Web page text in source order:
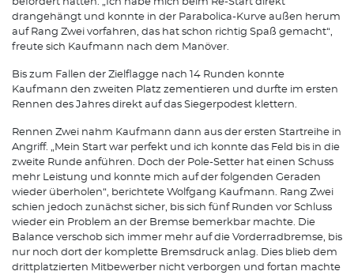
drangehängt und konnte in der Parabolica-Kurve außen herum
auf Rang Zwei vorfahren, das hat schon richtig Spaß gemacht“,
freute sich Kaufmann nach dem Manöver.
Bis zum Fallen der Zielflagge nach 14 Runden konnte
Kaufmann den zweiten Platz zementieren und durfte im ersten
Rennen des Jahres direkt auf das Siegerpodest klettern.
Rennen Zwei nahm Kaufmann dann aus der ersten Startreihe in
Angriff. „Mein Start war perfekt und ich konnte das Feld bis in die
zweite Runde anführen. Doch der Pole-Setter hat einen Schuss
mehr Leistung und konnte mich auf der folgenden Geraden
wieder überholen“, berichtete Wolfgang Kaufmann. Rang Zwei
schien jedoch zunächst sicher, bis sich fünf Runden vor Schluss
wieder ein Problem an der Bremse bemerkbar machte. Die
Balance verschob sich immer mehr auf die Vorderradbremse, bis
nur noch dort der komplette Bremsdruck anlag. Dies blieb dem
drittplatzierten Mitbewerber nicht verborgen und fortan machte